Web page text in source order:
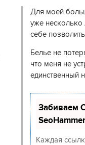
Для моей
уже
себе
Белье не
что меня не
единственный
Забиваем
SeoHammer
Каждая